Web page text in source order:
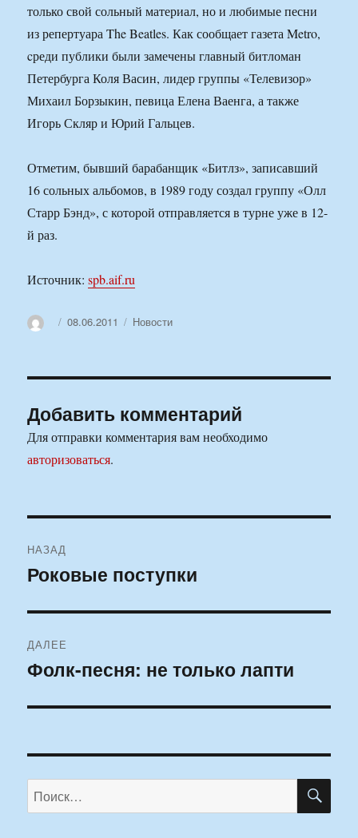
только свой сольный материал, но и любимые песни
из репертуара The Beatles. Как сообщает газета Metro,
cреди публики были замечены главный битломан
Петербурга Коля Васин, лидер группы «Телевизор»
Михаил Борзыкин, певица Елена Ваенга, а также
Игорь Скляр и Юрий Гальцев.
Отметим, бывший барабанщик «Битлз», записавший
16 сольных альбомов, в 1989 году создал группу «Олл
Старр Бэнд», с которой отправляется в турне уже в 12-
й раз.
Источник:spb.aif.ru
АвторОпубликовано
08.06.2011 Рубрики
Новости
Добавить комментарий
Для отправки комментария вам необходимо
авторизоваться.
по
НАЗАД
Предыдущая
Роковые поступки
ДАЛЕЕ
Следующая
Фолк-песня: не только лапти
Искать: